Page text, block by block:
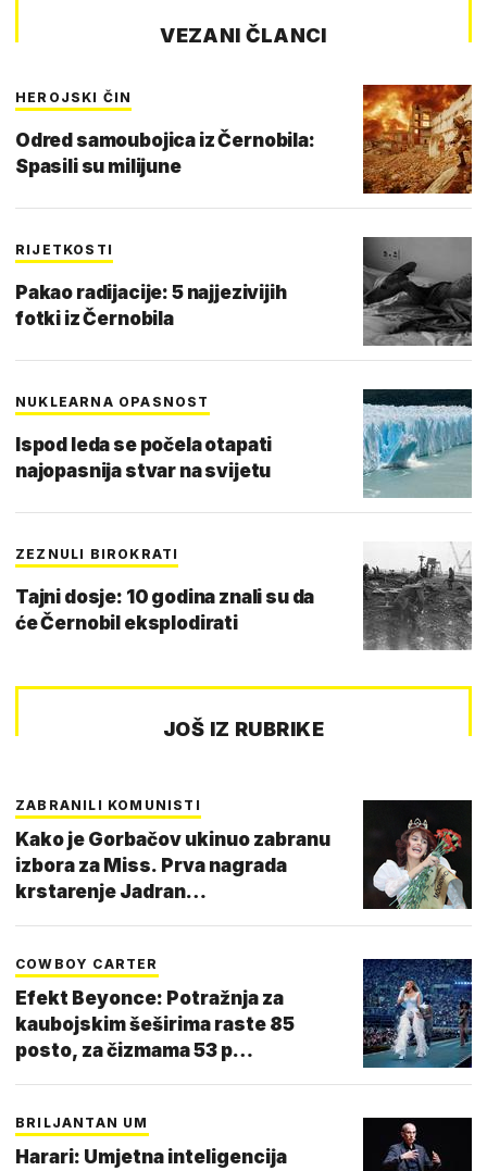
VEZANI ČLANCI
HEROJSKI ČIN
Odred samoubojica iz Černobila:
Spasili su milijune
RIJETKOSTI
Pakao radijacije: 5 najjezivijih
fotki iz Černobila
NUKLEARNA OPASNOST
Ispod leda se počela otapati
najopasnija stvar na svijetu
ZEZNULI BIROKRATI
Tajni dosje: 10 godina znali su da
će Černobil eksplodirati
JOŠ IZ RUBRIKE
ZABRANILI KOMUNISTI
Kako je Gorbačov ukinuo zabranu
izbora za Miss. Prva nagrada
krstarenje Jadran…
COWBOY CARTER
Efekt Beyonce: Potražnja za
kaubojskim šeširima raste 85
posto, za čizmama 53 p…
BRILJANTAN UM
Harari: Umjetna inteligencija